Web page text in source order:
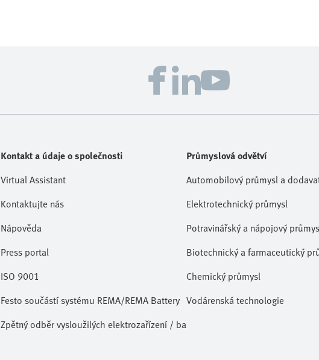
Kontakt a údaje o společnosti
Virtual Assistant
Kontaktujte nás
Nápověda
Press portal
ISO 9001
Festo součástí systému REMA/REMA Battery
Zpětný odběr vysloužilých elektrozařízení / baterií
Průmyslová odvětví
Automobilový průmysl a
Elektrotechnický průmysl
Potravinářský a nápojový
Biotechnický a farmaceutický
Chemický průmysl
Vodárenská technologie